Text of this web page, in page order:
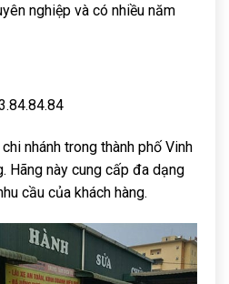
nghiệp và có nhiều năm
nhánh trong thành phố Vinh
Hãng này cung cấp đa dạng
cầu của khách hàng.